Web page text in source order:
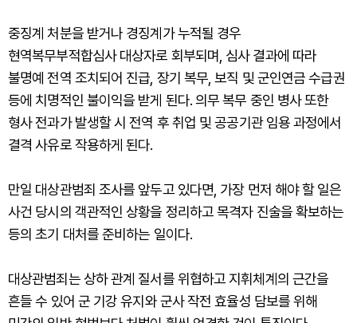
중징계 처분을 받거나 경징계가 누적될 경우
현역복무부적합심사 대상자로 회부되며, 심사 결과에 따라
불명예 전역 조치되어 진급, 장기 복무, 보직 및 군인연금 수급권
등에 치명적인 불이익을 받게 된다. 의무 복무 중인 병사 또한
형사 전과가 발생할 시 전역 후 취업 및 공공기관 임용 과정에서
결격 사유로 작용하게 된다.
만일 대상관범죄 조사를 앞두고 있다면, 가장 먼저 해야 할 일은
사건 당시의 객관적인 상황을 정리하고 목격자 진술을 확보하는
등의 초기 대처를 준비하는 일이다.
대상관범죄는 상하 관계 질서를 위협하고 지휘체계의 근간을
흔들 수 있어 군 기강 유지와 군사 작전 효율성 담보를 위해